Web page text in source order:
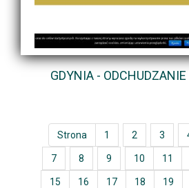
GDYNIA -
Strona 1 2 3
7 8 9 10 11
15 16 17 18 19